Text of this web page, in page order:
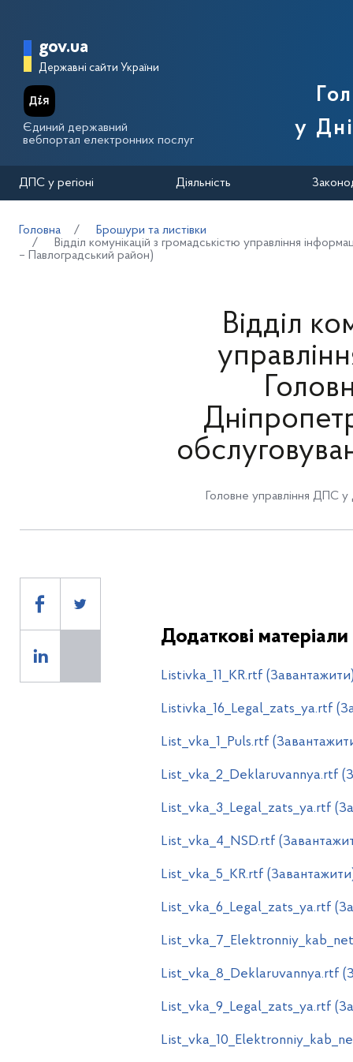
Головна сторінка Державної
gov.ua
Державні сайти України
Єдиний державний
вебпортал електронних послуг
у
ДПС у регіоні Діяльність
Головна
Брошури та листівки
Відділ комунікацій з громадськістю управління
– Павлоградський район)
Відділ
Головне управління ДПС у
Додаткові матеріали
Listivka_11_KR.rtf
Listivka_16_Legal_zats_ya.rtf
List_vka_1_Puls.rtf
List_vka_2_Deklaruvannya.rtf
List_vka_3_Legal_zats_ya.rtf
List_vka_4_NSD.rtf
List_vka_5_KR.rtf
List_vka_6_Legal_zats_ya.rtf
List_vka_8_Deklaruvannya.rtf
List_vka_9_Legal_zats_ya.rtf